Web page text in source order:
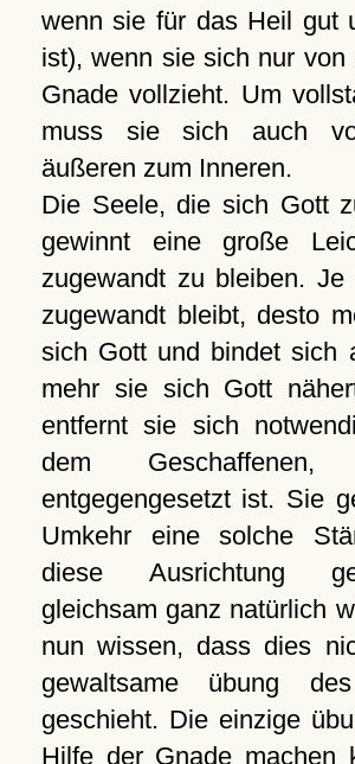
wenn sie für das Heil gut
ist), wenn sie sich nur von
Gnade vollzieht. Um
muss sie sich auch
äußeren zum Inneren.
Die Seele, die sich Gott
gewinnt eine große
zugewandt zu bleiben.
zugewandt bleibt, desto
sich Gott und bindet sich
mehr sie sich Gott
entfernt sie sich
dem
entgegengesetzt ist. Sie
Umkehr eine solche
diese Ausrichtung
gleichsam ganz natürlich
nun wissen, dass dies
gewaltsame übung
geschieht. Die einzige
Hilfe der Gnade machen